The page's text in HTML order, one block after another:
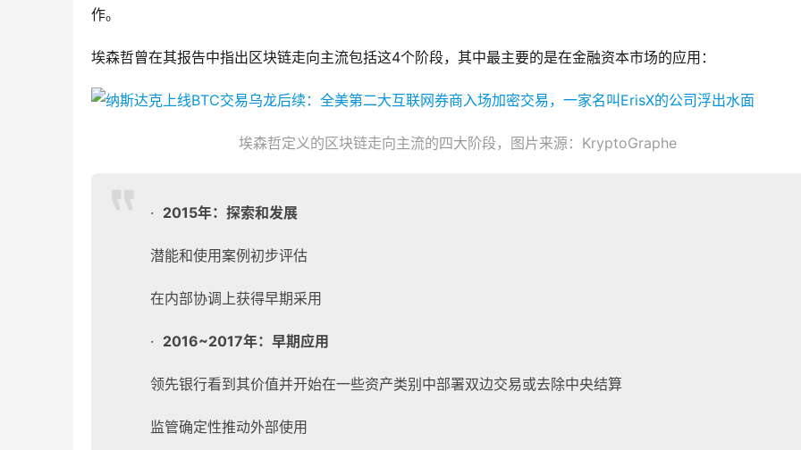
作。
埃森哲曾在其报告中指出区块链走向主流包括这4个阶段，其中最主要的是在金融资本市场的应用：
埃森哲定义的区块链走向主流的四大阶段，图片来源：KryptoGraphe
· 2015年：探索和发展
潜能和使用案例初步评估
在内部协调上获得早期采用
· 2016~2017年：早期应用
领先银行看到其价值并开始在一些资产类别中部署双边交易或去除中央结算
监管确定性推动外部使用